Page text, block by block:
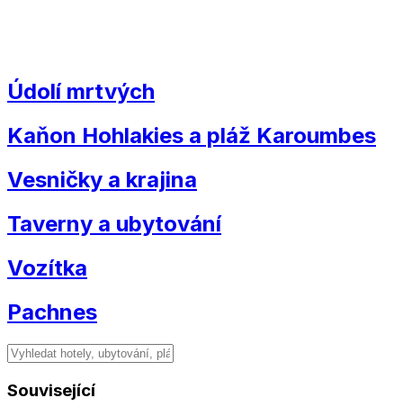
Údolí mrtvých
Kaňon Hohlakies a pláž Karoumbes
Vesničky a krajina
Taverny a ubytování
Vozítka
Pachnes
Související